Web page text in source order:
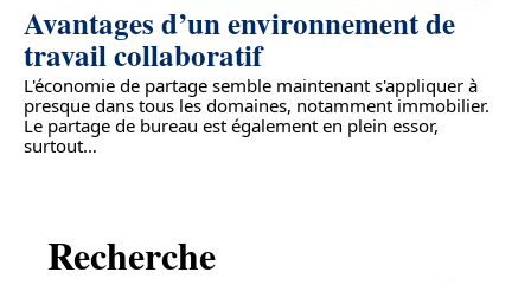
Avantages d’un environnement de
travail collaboratif
L'économie de partage semble maintenant s'appliquer à
presque dans tous les domaines, notamment immobilier.
Le partage de bureau est également en plein essor,
surtout…
Recherche